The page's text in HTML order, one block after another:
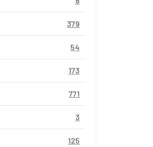
379
54
173
771
3
125